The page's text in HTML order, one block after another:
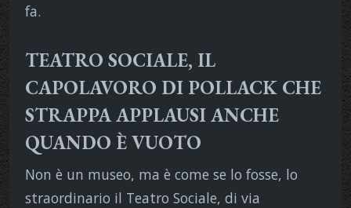
fa.
TEATRO SOCIALE, IL
CAPOLAVORO DI POLLACK CHE
STRAPPA APPLAUSI ANCHE
QUANDO È VUOTO
Non è un museo, ma è come se lo fosse, lo
straordinario il Teatro Sociale, di via